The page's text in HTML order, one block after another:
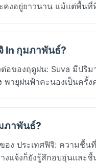
งอยู่ยาวนาน แม้แต่พื้น
In กุมภาพันธ์?
ต่อของฤดูฝน: Suva มีป
ายุฝนฟ้าคะนองเป็นครั้
ภาพันธ์?
ง ประเทศฟิจิ: ความชื้น
แจ้งก็ยังรู้สึกอบอุ่นและ